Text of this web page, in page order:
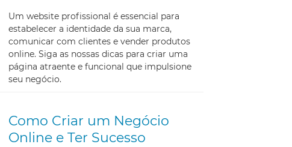
Um website profissional é essencial para
estabelecer a identidade da sua marca,
comunicar com clientes e vender produtos
online. Siga as nossas dicas para criar uma
página atraente e funcional que impulsione
seu negócio.
Como Criar um Negócio
Online e Ter Sucesso